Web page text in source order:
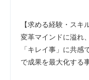
【求める経験・スキル
変革マインドに溢れ
「キレイ事」に共感
で成果を最大化する